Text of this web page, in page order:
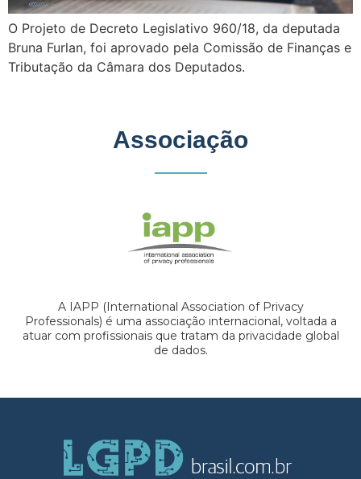
O Projeto de Decreto Legislativo 960/18, da deputada
Bruna Furlan, foi aprovado pela Comissão de Finanças e
Tributação da Câmara dos Deputados.
Associação
A IAPP (International Association of Privacy
Professionals) é uma associação internacional, voltada a
atuar com profissionais que tratam da privacidade global
de dados.